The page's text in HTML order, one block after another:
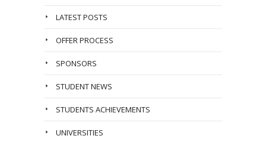
LATEST POSTS
OFFER PROCESS
SPONSORS
STUDENT NEWS
STUDENTS ACHIEVEMENTS
UNIVERSITIES